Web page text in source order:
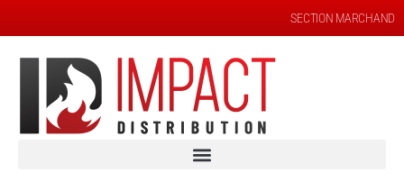
SECTION MARCHAND